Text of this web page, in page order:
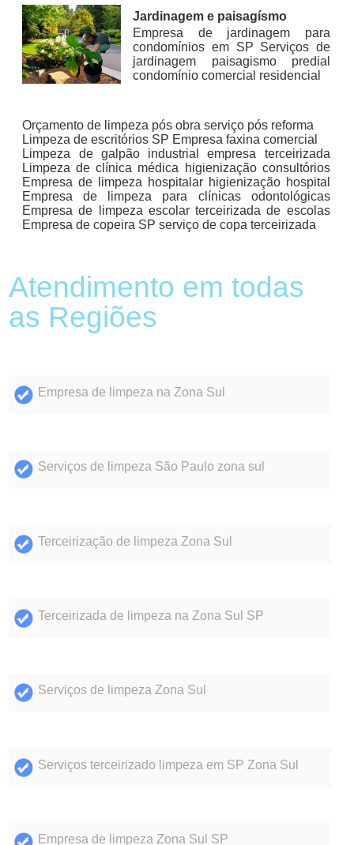
Jardinagem e paisagísmo
Empresa de jardinagem para
condomínios em SP Serviços de
jardinagem paisagismo predial
condomínio comercial residencial
Orçamento de limpeza pós obra serviço pós reforma
Limpeza de escritórios SP Empresa faxina comercial
Limpeza de galpão industrial empresa terceirizada
Limpeza de clínica médica higienização consultórios
Empresa de limpeza hospitalar higienização hospital
Empresa de limpeza para clínicas odontológicas
Empresa de limpeza escolar terceirizada de escolas
Empresa de copeira SP serviço de copa terceirizada
Atendimento em todas
as Regiões
Empresa de limpeza na Zona Sul
Serviços de limpeza São Paulo zona sul
Terceirização de limpeza Zona Sul
Terceirizada de limpeza na Zona Sul SP
Serviços de limpeza Zona Sul
Serviços terceirizado limpeza em SP Zona Sul
Empresa de limpeza Zona Sul SP